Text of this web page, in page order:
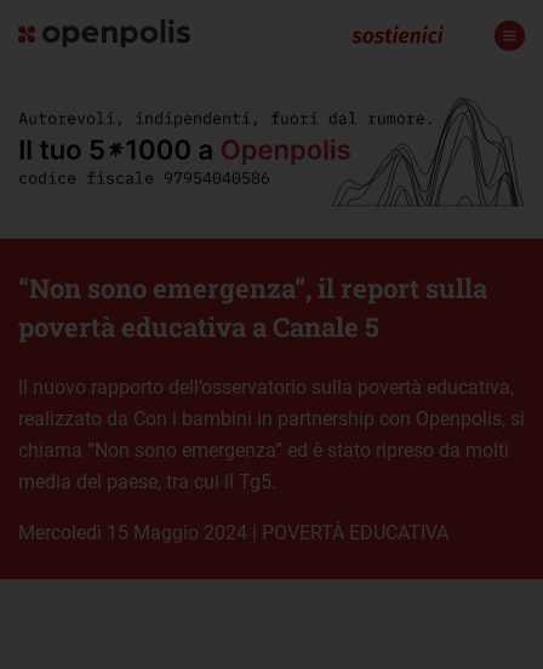
“Non sono emergenza”, il report sulla
povertà educativa a Canale 5
Il nuovo rapporto dell’osservatorio sulla povertà educativa,
realizzato da Con i bambini in partnership con Openpolis, si
chiama “Non sono emergenza” ed è stato ripreso da molti
media del paese, tra cui il Tg5.
mercoledì 15 Maggio 2024 | POVERTÀ EDUCATIVA